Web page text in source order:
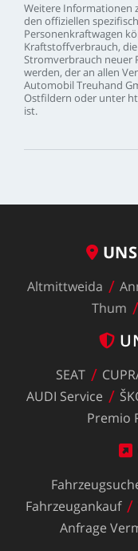
Weitere Informationen
den offiziellen
Personenkraftwagen
Kraftstoffverbrauch, die
Stromverbrauch neuer
werden, deran allen
AutomobilTreuhand
Ostfildern oder unter
ist.
Altmittweida
Thum
SEAT
AUDI Service
Premio
Fahrzeugankauf
Anfrage